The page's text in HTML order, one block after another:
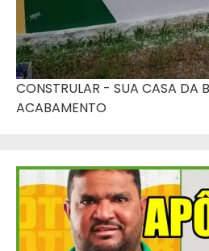
CONSTRULAR - SUA CASA DA
ACABAMENTO